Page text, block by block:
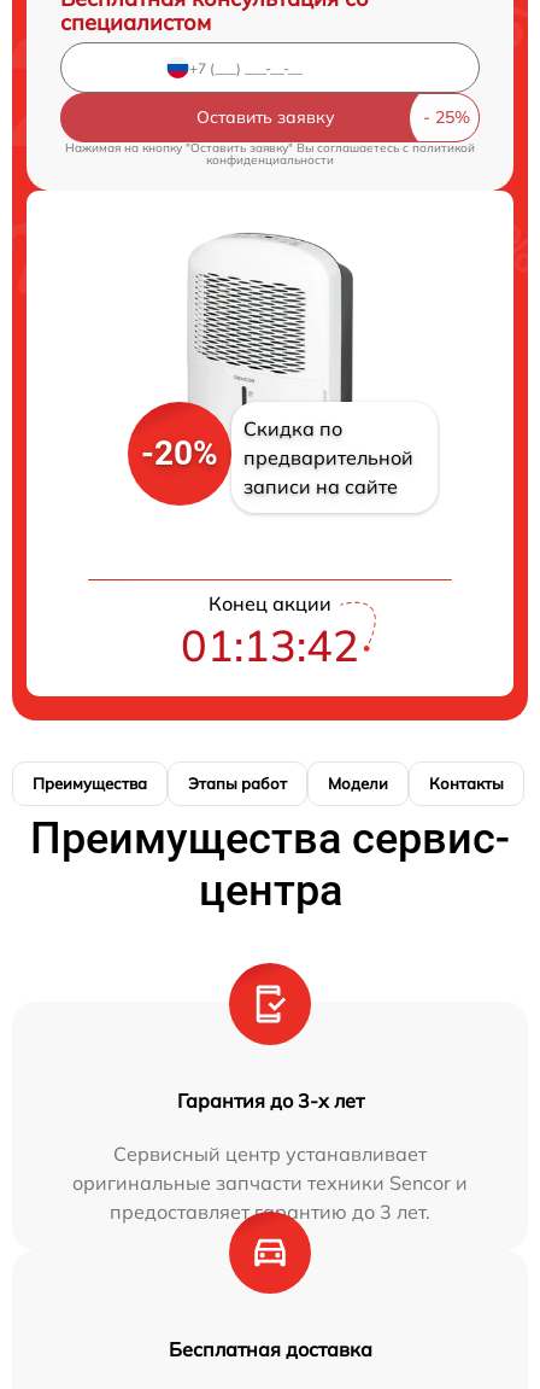
специалистом
Оставить заявку
Нажимая на кнопку "Оставить заявку" Вы соглашаетесь cполитикой
конфиденциальности
-20%
Скидка по
предварительной
записи на сайте
Конец акции
01:13:41
Преимущества Этапы работ Модели Контакты
Преимущества сервис-
центра
Гарантия до 3-х лет
Сервисный центр устанавливает
оригинальные запчасти техники Sencor и
предоставляет гарантию до 3 лет.
Бесплатная доставка